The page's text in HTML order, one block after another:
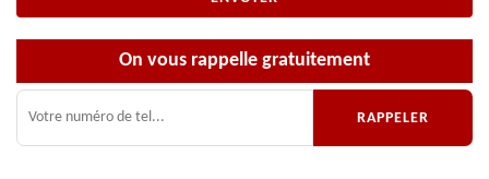
On vous rappelle gratuitement